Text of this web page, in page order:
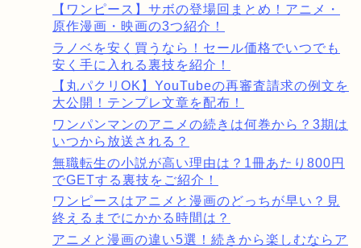
【ワンピース】サボの登場回まとめ！アニメ・
原作漫画・映画の3つ紹介！
ラノベを安く買うなら！セール価格でいつでも
安く手に入れる裏技を紹介！
【丸パクリOK】YouTubeの再審査請求の例文を
大公開！テンプレ文章を配布！
ワンパンマンのアニメの続きは何巻から？3期は
いつから放送される？
無職転生の小説が高い理由は？1冊あたり800円
でGETする裏技をご紹介！
ワンピースはアニメと漫画のどっちが早い？見
終えるまでにかかる時間は？
アニメと漫画の違い5選！続きから楽しむならア